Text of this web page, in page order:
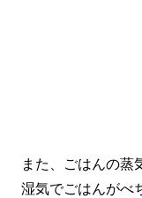
また、ごはんの蒸
湿気でごはんがべ